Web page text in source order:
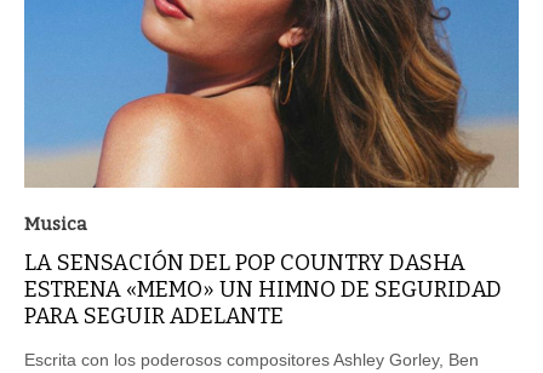
Musica
LA SENSACIÓN DEL POP COUNTRY DASHA
ESTRENA «MEMO» UN HIMNO DE SEGURIDAD
PARA SEGUIR ADELANTE
Escrita con los poderosos compositores Ashley Gorley, Ben